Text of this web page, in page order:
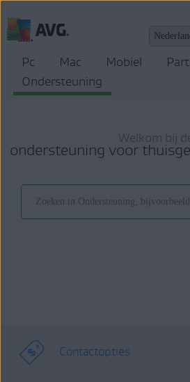
Pc Mac Mobiel
Ondersteuning
Welkom bij
ondersteuning voor
Contactopties